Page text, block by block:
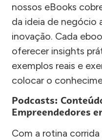
nossos eBooks
da ideia de negócio
inovação. Cada
oferecer insights
exemplos reais e
colocar o
Podcasts:
Empreendedores
Com a rotina